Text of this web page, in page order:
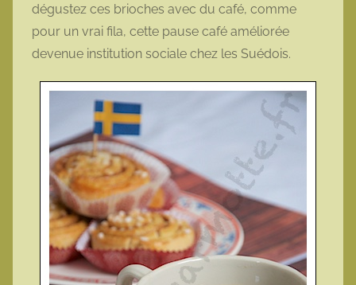
dégustez ces brioches avec du café, comme
pour un vrai fila, cette pause café améliorée
devenue institution sociale chez les Suédois.